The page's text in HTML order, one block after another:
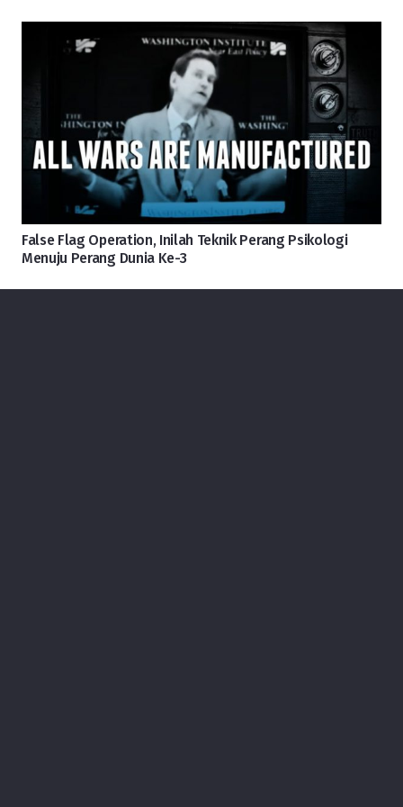
False Flag Operation, Inilah Teknik Perang Psikologi
Menuju Perang Dunia Ke-3